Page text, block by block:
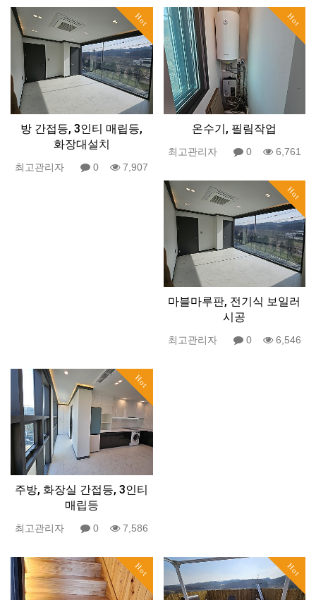
Hot
방 간접등, 3인티 매립등,
화장대설치
최고관리자 0 7,907
Hot
온수기, 필림작업
최고관리자 0 6,761
Hot
마블마루판, 전기식 보일러
시공
최고관리자 0 6,546
Hot
주방, 화장실 간접등, 3인티
매립등
최고관리자 0 7,586
Hot Hot